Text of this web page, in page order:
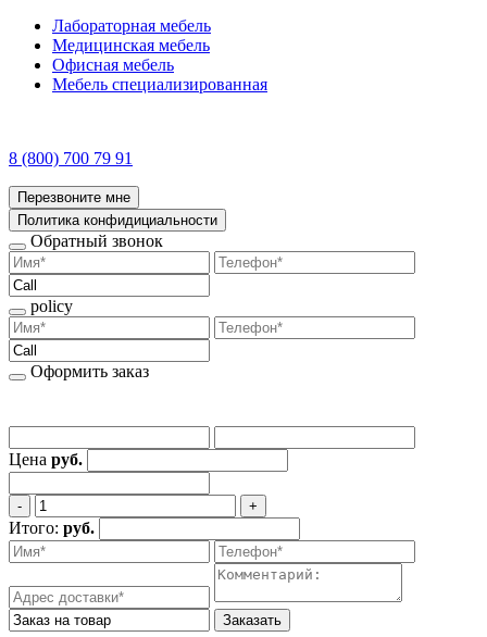
Лабораторная мебель
Медицинская мебель
Офисная мебель
Мебель специализированная
8 (800) 700 79 91
Перезвоните мне
Политика конфидициальности
Обратный звонок
policy
Оформить заказ
Цена руб.
‐ +
Итого: руб.
Заказать